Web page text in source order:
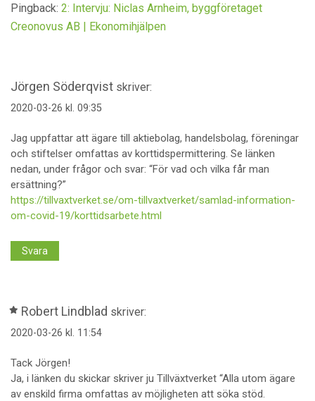
Pingback: 2: Intervju: Niclas Arnheim, byggföretaget
Creonovus AB | Ekonomihjälpen
Jörgen Söderqvist skriver:
2020-03-26 kl. 09:35
Jag uppfattar att ägare till aktiebolag, handelsbolag, föreningar
och stiftelser omfattas av korttidspermittering. Se länken
nedan, under frågor och svar: “För vad och vilka får man
ersättning?”
https://tillvaxtverket.se/om-tillvaxtverket/samlad-information-
om-covid-19/korttidsarbete.html
Svara
Robert Lindblad skriver:
2020-03-26 kl. 11:54
Tack Jörgen!
Ja, i länken du skickar skriver ju Tillväxtverket “Alla utom ägare
av enskild firma omfattas av möjligheten att söka stöd.